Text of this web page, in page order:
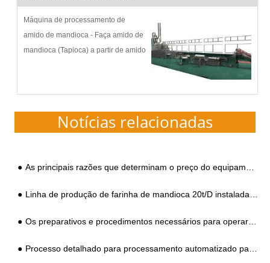
m...
Máquina de processamento de
amido de mandioca - Faça amido de
mandioca (Tapioca) a partir de amido
tem desenvolvido continuamente m...
Notícias relacionadas
As principais razões que determinam o preço do equipamento de processamento de amido de batata-doce
Linha de produção de farinha de mandioca 20t/D instalada na África
Os preparativos e procedimentos necessários para operar uma planta de processamento de amido de tapioca
Processo detalhado para processamento automatizado padrão de amido de tapioca